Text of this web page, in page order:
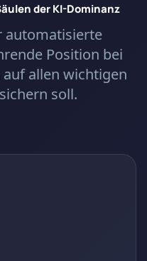
der KI-Dominanz
automatisierte
Position bei
allen wichtigen
soll.